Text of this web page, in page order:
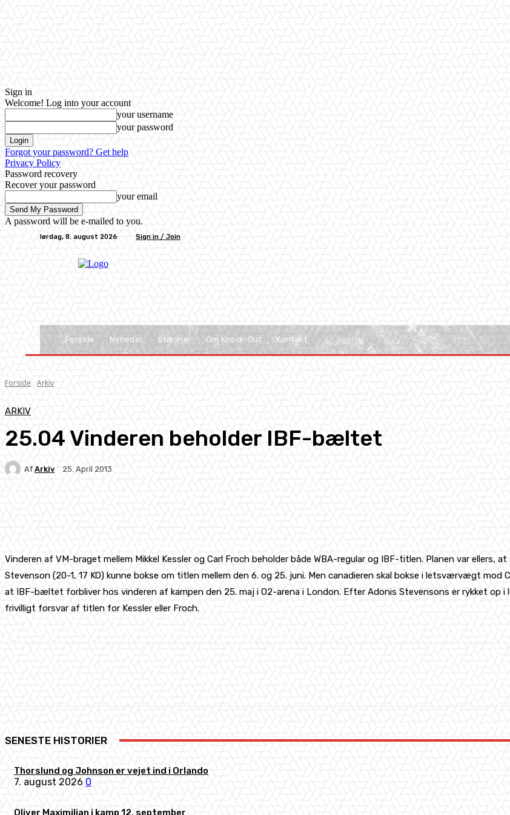
Sign in
Welcome! Log into your account
your username
your password
Forgot your password? Get help
Privacy Policy
Password recovery
Recover your password
your email
A password will be e-mailed to you.
lørdag, 8. august 2026 Sign in / Join
Forside Nyheder Stævner Om Knock-Out Kontakt
Forside Arkiv
ARKIV
25.04 Vinderen beholder IBF-bæltet
Af Arkiv 25. April 2013
Vinderen af VM-braget mellem Mikkel Kessler og Carl Froch beholder både WBA-regular og IBF-titlen. Planen var
Stevenson (20-1, 17 KO) kunne bokse om titlen mellem den 6. og 25. juni. Men canadieren skal bokse i letsværvægt mod
at IBF-bæltet forbliver hos vinderen af kampen den 25. maj i O2-arena i London. Efter Adonis Stevensons er rykket
frivilligt forsvar af titlen for Kessler eller Froch.
SENESTE HISTORIER
Thorslund og Johnson er vejet ind i Orlando
7. august 2026 0
Oliver Maximilian i kamp 12. september